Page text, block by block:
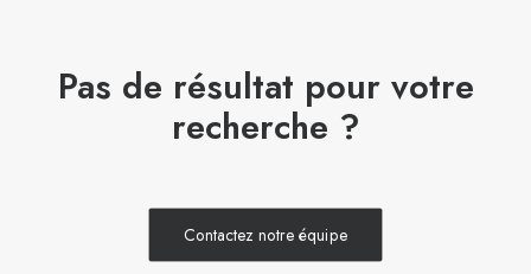
Pas de résultat pour votre
recherche ?
Contactez notre équipe